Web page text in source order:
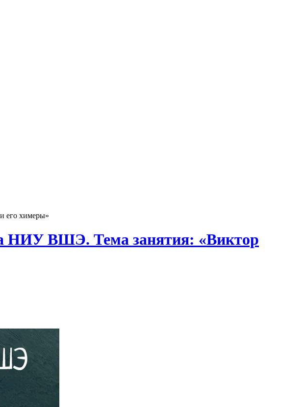
его химеры»
НИУ ВШЭ. Тема занятия: «Виктор